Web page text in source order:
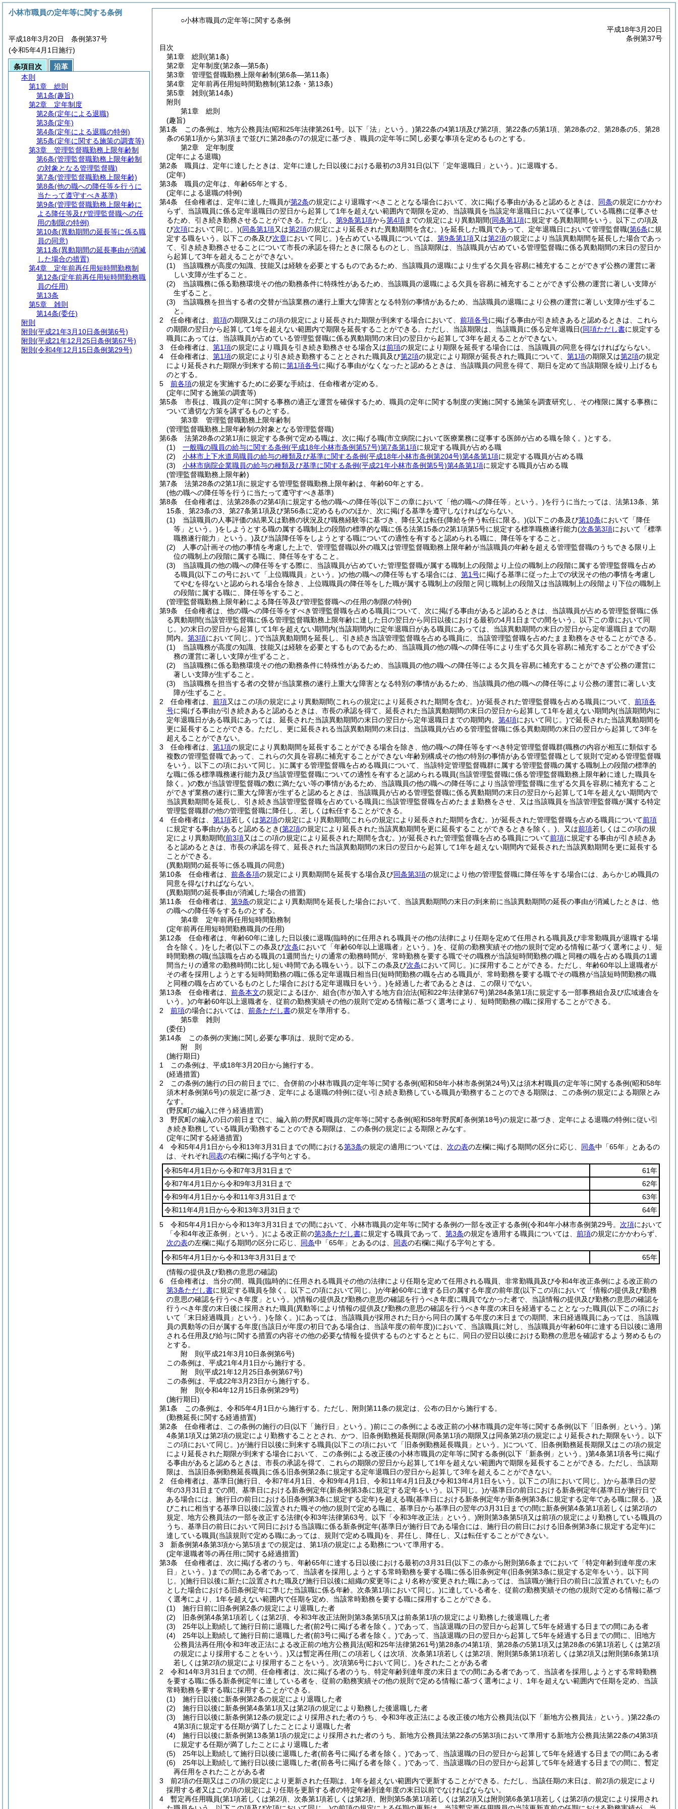
○小林市職員の定年等に関する条例
平成18年3月20日
条例第37号
目次
第1章
総則 (第1条)
第2章
定年制度(第2条―第5条)
第3章
管理監督職勤務上限年齢制(第6条―第11条)
第4章
定年前再任用短時間勤務制(第12条・第13条)
第5章
雑則 (第14条)
附則
第1章
総則
(趣旨)
第1条
この条例は、地方公務員法(昭和25年法律第261号。以下「法」という。)第22条の4第1項及び第2項、第22条の5第1項、第28条の2、第28条の5、第28
条の6第1項から第3項まで並びに第28条の7の規定に基づき、職員の定年等に関し必要な事項を定めるものとする。
第2章
定年制度
(定年による退職)
第2条
職員は、定年に達したときは、定年に達した日以後における最初の3月31日(以下「定年退職日」という。)に退職する。
(定年)
第3条
職員の定年は、年齢65年とする。
(定年による退職の特例)
第4条
任命権者は、定年に達した職員が第2条の規定により退職すべきこととなる場合において、次に掲げる事由があると認めるときは、 同条の規定にかかわ
らず、当該職員に係る定年退職日の翌日から起算して1年を超えない範囲内で期限を定め、当該職員を当該定年退職日において従事している職務に従事させ
るため、引き続き勤務させることができる。 ただし、 第9条第1項から第4項までの規定により異動期間(同条第1項に規定する異動期間をいう。以下この項及
び次項において同じ。)(同条第1項又は第2項の規定により延長された異動期間を含む。)を延長した職員であって、定年退職日において管理監督職(第6条に規
定する職をいう。以下この条及び次章において同じ。)を占めている職員については、 第9条第1項又は第2項の規定により当該異動期間を延長した場合であっ
て、引き続き勤務させることについて市長の承認を得たときに限るものとし、当該期限は、当該職員が占めている管理監督職に係る異動期間の末日の翌日か
ら起算して3年を超えることができない。
(1)
当該職務が高度の知識、技能又は経験を必要とするものであるため、当該職員の退職により生ずる欠員を容易に補充することができず公務の運営に著
しい支障が生ずること。
(2)
当該職務に係る勤務環境その他の勤務条件に特殊性があるため、当該職員の退職による欠員を容易に補充することができず公務の運営に著しい支障が
生ずること。
(3)
当該職務を担当する者の交替が当該業務の遂行上重大な障害となる特別の事情があるため、当該職員の退職により公務の運営に著しい支障が生ずるこ
と。
2
任命権者は、 前項の期限又はこの項の規定により延長された期限が到来する場合において、 前項各号に掲げる事由が引き続きあると認めるときは、これら
の期限の翌日から起算して1年を超えない範囲内で期限を延長することができる。 ただし、当該期限は、当該職員に係る定年退職日(同項ただし書に規定する
職員にあっては、当該職員が占めている管理監督職に係る異動期間の末日)の翌日から起算して3年を超えることができない。
3
任命権者は、 第1項の規定により職員を引き続き勤務させる場合又は前項の規定により期限を延長する場合には、当該職員の同意を得なければならない。
4
任命権者は、 第1項の規定により引き続き勤務することとされた職員及び第2項の規定により期限が延長された職員について、 第1項の期限又は第2項の規定
により延長された期限が到来する前に第1項各号に掲げる事由がなくなったと認めるときは、当該職員の同意を得て、期日を定めて当該期限を繰り上げるも
のとする。
5
前各項の規定を実施するために必要な手続は、任命権者が定める。
(定年に関する施策の調査等)
第5条
市長は、職員の定年に関する事務の適正な運営を確保するため、職員の定年に関する制度の実施に関する施策を調査研究し、その権限に属する事務に
ついて適切な方策を講ずるものとする。
第3章
管理監督職勤務上限年齢制
(管理監督職勤務上限年齢制の対象となる管理監督職)
第6条
法第28条の2第1項に規定する条例で定める職は、次に掲げる職(市立病院において医療業務に従事する医師が占める職を除く。)とする。
(1)
一般職の職員の給与に関する条例(平成18年小林市条例第57号)第7条第1項に規定する職員が占める職
(2)
小林市上下水道局職員の給与の種類及び基準に関する条例(平成18年小林市条例第204号)第4条第1項に規定する職員が占める職
(3)
小林市病院企業職員の給与の種類及び基準に関する条例(平成21年小林市条例第5号)第4条第1項に規定する職員が占める職
(管理監督職勤務上限年齢)
第7条
法第28条の2第1項に規定する管理監督職勤務上限年齢は、年齢60年とする。
(他の職への降任等を行うに当たって遵守すべき基準)
第8条
任命権者は、法第28条の2第4項に規定する他の職への降任等(以下この章において「他の職への降任等」という。)を行うに当たっては、法第13条、第
15条、第23条の3、第27条第1項及び第56条に定めるもののほか、次に掲げる基準を遵守しなければならない。
(1)
当該職員の人事評価の結果又は勤務の状況及び職務経験等に基づき、降任又は転任(降給を伴う転任に限る。)(以下この条及び第10条において「降任
等」という。)をしようとする職の属する職制上の段階の標準的な職に係る法第15条の2第1項第5号に規定する標準職務遂行能力(次条第3項において「標準
職務遂行能力」という。)及び当該降任等をしようとする職についての適性を有すると認められる職に、降任等をすること。
(2)
人事の計画その他の事情を考慮した上で、管理監督職以外の職又は管理監督職勤務上限年齢が当該職員の年齢を超える管理監督職のうちできる限り上
位の職制上の段階に属する職に、降任等をすること。
(3)
当該職員の他の職への降任等をする際に、当該職員が占めていた管理監督職が属する職制上の段階より上位の職制上の段階に属する管理監督職を占め
る職員(以下この号において「上位職職員」という。)の他の職への降任等もする場合には、 第1号に掲げる基準に従った上での状況その他の事情を考慮し
てやむを得ないと認められる場合を除き、上位職職員の降任等をした職が属する職制上の段階と同じ職制上の段階又は当該職制上の段階より下位の職制上
の段階に属する職に、降任等をすること。
(管理監督職勤務上限年齢による降任等及び管理監督職への任用の制限の特例)
第9条
任命権者は、他の職への降任等をすべき管理監督職を占める職員について、次に掲げる事由があると認めるときは、当該職員が占める管理監督職に係
る異動期間(当該管理監督職に係る管理監督職勤務上限年齢に達した日の翌日から同日以後における最初の4月1日までの間をいう。以下この章において同
じ。)の末日の翌日から起算して1年を超えない期間内(当該期間内に定年退職日がある職員にあっては、当該異動期間の末日の翌日から定年退職日までの期
間内。 第3項において同じ。)で当該異動期間を延長し、引き続き当該管理監督職を占める職員に、当該管理監督職を占めたまま勤務をさせることができる。
(1)
当該職務が高度の知識、技能又は経験を必要とするものであるため、当該職員の他の職への降任等により生ずる欠員を容易に補充することができず公
務の運営に著しい支障が生ずること。
(2)
当該職務に係る勤務環境その他の勤務条件に特殊性があるため、当該職員の他の職への降任等による欠員を容易に補充することができず公務の運営に
著しい支障が生ずること。
(3)
当該職務を担当する者の交替が当該業務の遂行上重大な障害となる特別の事情があるため、当該職員の他の職への降任等により公務の運営に著しい支
障が生ずること。
2
任命権者は、 前項又はこの項の規定により異動期間(これらの規定により延長された期間を含む。)が延長された管理監督職を占める職員について、 前項各
号に掲げる事由が引き続きあると認めるときは、市長の承認を得て、延長された当該異動期間の末日の翌日から起算して1年を超えない期間内(当該期間内に
定年退職日がある職員にあっては、延長された当該異動期間の末日の翌日から定年退職日までの期間内。 第4項において同じ。)で延長された当該異動期間を
更に延長することができる。 ただし、更に延長される当該異動期間の末日は、当該職員が占める管理監督職に係る異動期間の末日の翌日から起算して3年を
超えることができない。
3
任命権者は、 第1項の規定により異動期間を延長することができる場合を除き、他の職への降任等をすべき特定管理監督職群(職務の内容が相互に類似する
複数の管理監督職であって、これらの欠員を容易に補充することができない年齢別構成その他の特別の事情がある管理監督職として規則で定める管理監督職
をいう。以下この項において同じ。)に属する管理監督職を占める職員について、当該特定管理監督職群に属する管理監督職の属する職制上の段階の標準的
な職に係る標準職務遂行能力及び当該管理監督職についての適性を有すると認められる職員(当該管理監督職に係る管理監督職勤務上限年齢に達した職員を
除く。)の数が当該管理監督職の数に満たない等の事情があるため、当該職員の他の職への降任等により当該管理監督職に生ずる欠員を容易に補充すること
ができず業務の遂行に重大な障害が生ずると認めるときは、当該職員が占める管理監督職に係る異動期間の末日の翌日から起算して1年を超えない期間内で
当該異動期間を延長し、引き続き当該管理監督職を占めている職員に当該管理監督職を占めたまま勤務をさせ、又は当該職員を当該管理監督職が属する特定
管理監督職群の他の管理監督職に降任し、若しくは転任することができる。
4
任命権者は、 第1項若しくは第2項の規定により異動期間(これらの規定により延長された期間を含む。)が延長された管理監督職を占める職員について前項
に規定する事由があると認めるとき(第2項の規定により延長された当該異動期間を更に延長することができるときを除く。) 、又は前項若しくはこの項の規
定により異動期間(前3項又はこの項の規定により延長された期間を含む。)が延長された管理監督職を占める職員について前項に規定する事由が引き続きあ
ると認めるときは、市長の承認を得て、延長された当該異動期間の末日の翌日から起算して1年を超えない期間内で延長された当該異動期間を更に延長する
ことができる。
(異動期間の延長等に係る職員の同意)
第10条
任命権者は、 前条各項の規定により異動期間を延長する場合及び同条第3項の規定により他の管理監督職に降任等をする場合には、あらかじめ職員の
同意を得なければならない。
(異動期間の延長事由が消滅した場合の措置)
第11条
任命権者は、 第9条の規定により異動期間を延長した場合において、当該異動期間の末日の到来前に当該異動期間の延長の事由が消滅したときは、他
の職への降任等をするものとする。
第4章
定年前再任用短時間勤務制
(定年前再任用短時間勤務職員の任用)
第12条
任命権者は、年齢60年に達した日以後に退職(臨時的に任用される職員その他の法律により任期を定めて任用される職員及び非常勤職員が退職する場
合を除く。)をした者(以下この条及び次条において「年齢60年以上退職者」という。)を、従前の勤務実績その他の規則で定める情報に基づく選考により、短
時間勤務の職(当該職を占める職員の1週間当たりの通常の勤務時間が、常時勤務を要する職でその職務が当該短時間勤務の職と同種の職を占める職員の1週
間当たりの通常の勤務時間に比し短い時間である職をいう。以下この条及び次条において同じ。)に採用することができる。 ただし、年齢60年以上退職者が
その者を採用しようとする短時間勤務の職に係る定年退職日相当日(短時間勤務の職を占める職員が、常時勤務を要する職でその職務が当該短時間勤務の職
と同種の職を占めているものとした場合における定年退職日をいう。)を経過した者であるときは、この限りでない。
第13条
任命権者は、 前条本文の規定によるほか、組合(市が加入する地方自治法(昭和22年法律第67号)第284条第1項に規定する一部事務組合及び広域連合を
いう。)の年齢60年以上退職者を、従前の勤務実績その他の規則で定める情報に基づく選考により、短時間勤務の職に採用することができる。
2
前項の場合においては、 前条ただし書の規定を準用する。
第5章
雑則
(委任)
第14条
この条例の実施に関し必要な事項は、規則で定める。
附 則
(施行期日)
1
この条例は、平成18年3月20日から施行する。
(経過措置)
2
この条例の施行の日の前日までに、合併前の小林市職員の定年等に関する条例(昭和58年小林市条例第24号)又は須木村職員の定年等に関する条例(昭和58年
須木村条例第6号)の規定に基づき、定年による退職の特例に従い引き続き勤務している職員が勤務することのできる期限は、この条例の規定による期限とみ
なす。
(野尻町の編入に伴う経過措置)
3
野尻町の編入の日の前日までに、編入前の野尻町職員の定年等に関する条例(昭和58年野尻町条例第18号)の規定に基づき、定年による退職の特例に従い引
き続き勤務している職員が勤務することのできる期限は、この条例の規定による期限とみなす。
(定年に関する経過措置)
4
令和5年4月1日から令和13年3月31日までの間における第3条の規定の適用については、 次の表の左欄に掲げる期間の区分に応じ、 同条中「65年」とあるの
は、それぞれ同表の右欄に掲げる字句とする。
令和5年4月1日から令和7年3月31日まで
61年
令和7年4月1日から令和9年3月31日まで
62年
令和9年4月1日から令和11年3月31日まで
63年
令和11年4月1日から令和13年3月31日まで
64年
5
令和5年4月1日から令和13年3月31日までの間において、小林市職員の定年等に関する条例の一部を改正する条例(令和4年小林市条例第29号。 次項において
「令和4年改正条例」という。)による改正前の第3条ただし書に規定する職員であって、 第3条の規定を適用する職員については、 前項の規定にかかわらず、
次の表の左欄に掲げる期間の区分に応じ、 同条中「65年」とあるのは、 同表の右欄に掲げる字句とする。
令和5年4月1日から令和13年3月31日まで
65年
(情報の提供及び勤務の意思の確認)
6
任命権者は、当分の間、職員(臨時的に任用される職員その他の法律により任期を定めて任用される職員、非常勤職員及び令和4年改正条例による改正前の
第3条ただし書に規定する職員を除く。以下この項において同じ。)が年齢60年に達する日の属する年度の前年度(以下この項において「情報の提供及び勤務
の意思の確認を行うべき年度」という。)(情報の提供及び勤務の意思の確認を行うべき年度に職員でなかった者で、当該情報の提供及び勤務の意思の確認を
行うべき年度の末日後に採用された職員(異動等により情報の提供及び勤務の意思の確認を行うべき年度の末日を経過することとなった職員(以下この項にお
いて「末日経過職員」という。)を除く。)にあっては、当該職員が採用された日から同日の属する年度の末日までの期間、末日経過職員にあっては、当該職
員の異動等の日が属する年度(当該日が年度の初日である場合は、当該年度の前年度))において、当該職員に対し、当該職員が年齢60年に達する日以後に適用
される任用及び給与に関する措置の内容その他の必要な情報を提供するものとするとともに、同日の翌日以後における勤務の意思を確認するよう努めるもの
とする。
附 則(平成21年3月10日条例第6号)
この条例は、平成21年4月1日から施行する。
附 則(平成21年12月25日条例第67号)
この条例は、平成22年3月23日から施行する。
附 則(令和4年12月15日条例第29号)
(施行期日)
第1条
この条例は、令和5年4月1日から施行する。 ただし、附則第11条の規定は、公布の日から施行する。
(勤務延長に関する経過措置)
第2条
任命権者は、この条例の施行の日(以下「施行日」という。)前にこの条例による改正前の小林市職員の定年等に関する条例(以下「旧条例」という。)第
4条第1項又は第2項の規定により勤務することとされ、かつ、旧条例勤務延長期限(同条第1項の期限又は同条第2項の規定により延長された期限をいう。以下
この項において同じ。)が施行日以後に到来する職員(以下この項において「旧条例勤務延長職員」という。)について、旧条例勤務延長期限又はこの項の規定
により延長された期限が到来する場合において、この条例による改正後の小林市職員の定年等に関する条例(以下「新条例」という。)第4条第1項各号に掲げ
る事由があると認めるときは、市長の承認を得て、これらの期限の翌日から起算して1年を超えない範囲内で期限を延長することができる。 ただし、当該期
限は、当該旧条例勤務延長職員に係る旧条例第2条に規定する定年退職日の翌日から起算して3年を超えることができない。
2
任命権者は、基準日(施行日、令和7年4月1日、令和9年4月1日、令和11年4月1日及び令和13年4月1日をいう。以下この項において同じ。)から基準日の翌
年の3月31日までの間、基準日における新条例定年(新条例第3条に規定する定年をいう。以下同じ。)が基準日の前日における新条例定年(基準日が施行日で
ある場合には、施行日の前日における旧条例第3条に規定する定年)を超える職(基準日における新条例定年が新条例第3条に規定する定年である職に限る。)及
びこれに相当する基準日以後に設置された職その他の規則で定める職に、基準日から基準日の翌年の3月31日までの間に新条例第4条第1項若しくは第2項の
規定、地方公務員法の一部を改正する法律(令和3年法律第63号。以下「令和3年改正法」という。)附則第3条第5項又は前項の規定により勤務している職員の
うち、基準日の前日において同日における当該職に係る新条例定年(基準日が施行日である場合には、施行日の前日における旧条例第3条に規定する定年)に
達している職員(当該規則で定める職にあっては、規則で定める職員)を、昇任し、降任し、又は転任することができない。
3
新条例第4条第3項から第5項までの規定は、第1項の規定による勤務について準用する。
(定年退職者等の再任用に関する経過措置)
第3条
任命権者は、次に掲げる者のうち、年齢65年に達する日以後における最初の3月31日(以下この条から附則第6条までにおいて「特定年齢到達年度の末
日」という。) までの間にある者であって、当該者を採用しようとする常時勤務を要する職に係る旧条例定年(旧条例第3条に規定する定年をいう。以下同
じ。)(施行日以後に新たに設置された職及び施行日以後に組織の変更等により名称が変更された職にあっては、当該職が施行日の前日に設置されていたもの
とした場合における旧条例定年に準じた当該職に係る年齢。次条第1項において同じ。)に達している者を、従前の勤務実績その他の規則で定める情報に基づ
く選考により、1年を超えない範囲内で任期を定め、当該常時勤務を要する職に採用することができる。
(1)
施行日前に旧条例第2条の規定により退職した者
(2)
旧条例第4条第1項若しくは第2項、令和3年改正法附則第3条第5項又は前条第1項の規定により勤務した後退職した者
(3)
25年以上勤続して施行日前に退職した者(前2号に掲げる者を除く。)であって、当該退職の日の翌日から起算して5年を経過する日までの間にある者
(4)
25年以上勤続して施行日前に退職した者(前3号に掲げる者を除く。)であって、当該退職の日の翌日から起算して5年を経過する日までの間に、旧地方
公務員法再任用(令和3年改正法による改正前の地方公務員法(昭和25年法律第261号)第28条の4第1項、第28条の5第1項又は第28条の6第1項若しくは第2項
の規定により採用することをいう。)又は暫定再任用(この項若しくは次項、次条第1項若しくは第2項、附則第5条第1項若しくは第2項又は附則第6条第1項
若しくは第2項の規定により採用することをいう。次項第6号において同じ。)をされたことがある者
2
令和14年3月31日までの間、任命権者は、次に掲げる者のうち、特定年齢到達年度の末日までの間にある者であって、当該者を採用しようとする常時勤務
を要する職に係る新条例定年に達している者を、従前の勤務実績その他の規則で定める情報に基づく選考により、1年を超えない範囲内で任期を定め、当該
常時勤務を要する職に採用することができる。
(1)
施行日以後に新条例第2条の規定により退職した者
(2)
施行日以後に新条例第4条第1項又は第2項の規定により勤務した後退職した者
(3)
施行日以後に新条例第12条の規定により採用された者のうち、令和3年改正法による改正後の地方公務員法(以下「新地方公務員法」という。)第22条の
4第3項に規定する任期が満了したことにより退職した者
(4)
施行日以後に新条例第13条第1項の規定により採用された者のうち、新地方公務員法第22条の5第3項において準用する新地方公務員法第22条の4第3項
に規定する任期が満了したことにより退職した者
(5)
25年以上勤続して施行日以後に退職した者(前各号に掲げる者を除く。)であって、当該退職の日の翌日から起算して5年を経過する日までの間にある者
(6)
25年以上勤続して施行日以後に退職した者(前各号に掲げる者を除く。)であって、当該退職の日の翌日から起算して5年を経過する日までの間に、暫定
再任用をされたことがある者
3
前2項の任期又はこの項の規定により更新された任期は、1年を超えない範囲内で更新することができる。 ただし、当該任期の末日は、前2項の規定により
採用する者又はこの項の規定により任期を更新する者の特定年齢到達年度の末日以前でなければならない。
4
暫定再任用職員(第1項若しくは第2項、次条第1項若しくは第2項、附則第5条第1項若しくは第2項又は附則第6条第1項若しくは第2項の規定により採用され
小林市職員の定年等に関する条例
平成18年3月20日 条例第37号
(令和5年4月1日施行)
条項目次
沿革
本則
第1章
総則
第1条(趣旨)
第2章
定年制度
第2条(定年による退職)
第3条(定年)
第4条(定年による退職の特例)
第5条(定年に関する施策の調査等)
第3章
管理監督職勤務上限年齢制
第6条(管理監督職勤務上限年齢制
の対象となる管理監督職)
第7条(管理監督職勤務上限年齢)
第8条(他の職への降任等を行うに
当たって遵守すべき基準)
第9条(管理監督職勤務上限年齢に
よる降任等及び管理監督職への任
用の制限の特例)
第10条(異動期間の延長等に係る職
員の同意)
第11条(異動期間の延長事由が消滅
した場合の措置)
第4章
定年前再任用短時間勤務制
第12条(定年前再任用短時間勤務職
員の任用)
第13条
第5章
雑則
第14条(委任)
附則
附則 (平成21年3月10日条例第6号)
附則 (平成21年12月25日条例第67号)
附則 (令和4年12月15日条例第29号)